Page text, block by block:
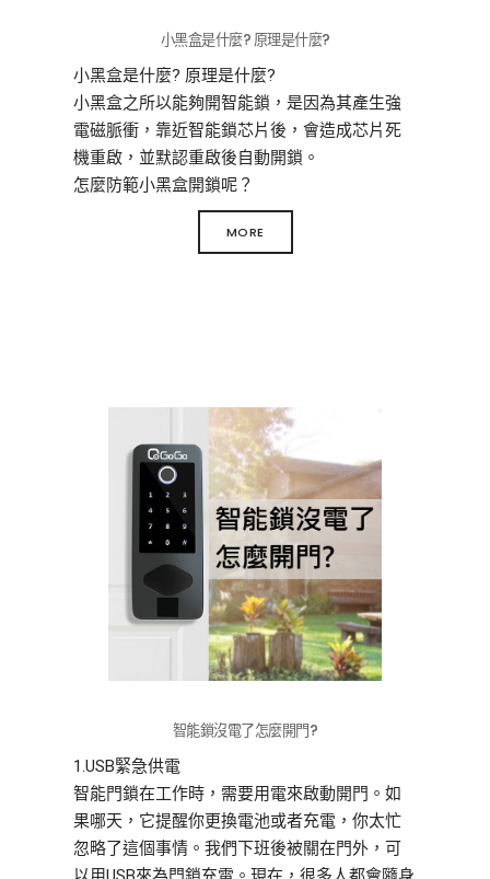
小黑盒是什麼? 原理是什麼?
小黑盒是什麼? 原理是什麼?
小黑盒之所以能夠開智能鎖，是因為其產生強
電磁脈衝，靠近智能鎖芯片後，會造成芯片死
機重啟，並默認重啟後自動開鎖。
怎麼防範小黑盒開鎖呢？
這個其實很簡單，廠家只要在以下任何一個方
面用點心，都能防禦小黑盒。
2、在程序上做處理
從軟件入手，在程序上做處理。當小黑盒的強
磁場將其重啟之後默認為鎖死狀態，從而避免
指紋鎖被“秒開”。
3、在芯片外部增加電磁屏蔽罩
屏蔽罩是用來屏蔽電子信號的工具。在芯片外
部增加金屬屏蔽罩，利用法拉第籠隔絕電磁波
而QGOGO的電子鎖採用最有效保護措施，利用
低外部磁場影響等，防範各種小黑盒與特斯拉
線圈干擾且不怕鎖死等各種麻煩，讓您放心又
安全。
MORE
智能鎖沒電了怎麼開門?
1.USB緊急供電
智能門鎖在工作時，需要用電來啟動開門。如
果哪天，它提醒你更換電池或者充電，你太忙
忽略了這個事情。我們下班後被關在門外，可